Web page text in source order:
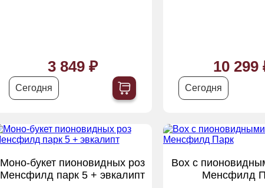
3 849 ₽
Сегодня
10 299
Сегодня
Моно-букет пионовидных роз
Менсфилд парк 5 + эвкалипт
Box с
Менсфилд